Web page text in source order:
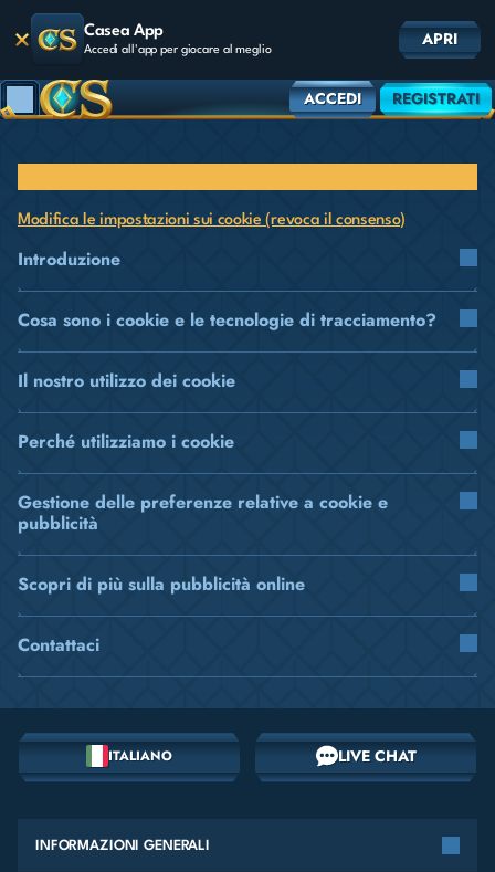
Casea App
Accedi all'app per giocare al meglio
APRI
ACCEDI REGISTRATI
Modifica le impostazioni sui cookie (revoca il consenso)
Introduzione
Cosa sono i cookie e le tecnologie di tracciamento?
Il nostro utilizzo dei cookie
Perché utilizziamo i cookie
Gestione delle preferenze relative a cookie e
pubblicità
Scopri di più sulla pubblicità online
Contattaci
ITALIANO LIVE CHAT
INFORMAZIONI GENERALI